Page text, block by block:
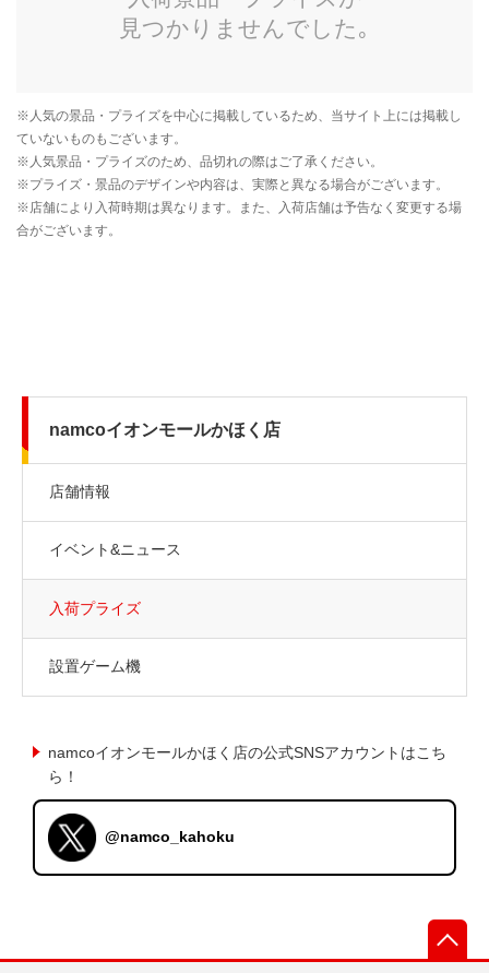
namcoイオンモールかほく店
店舗情報
イベント&ニュース
入荷プライズ
設置ゲーム機
namcoイオンモールかほく店の公式SNSアカウントはこち
ら！
@namco_kahoku